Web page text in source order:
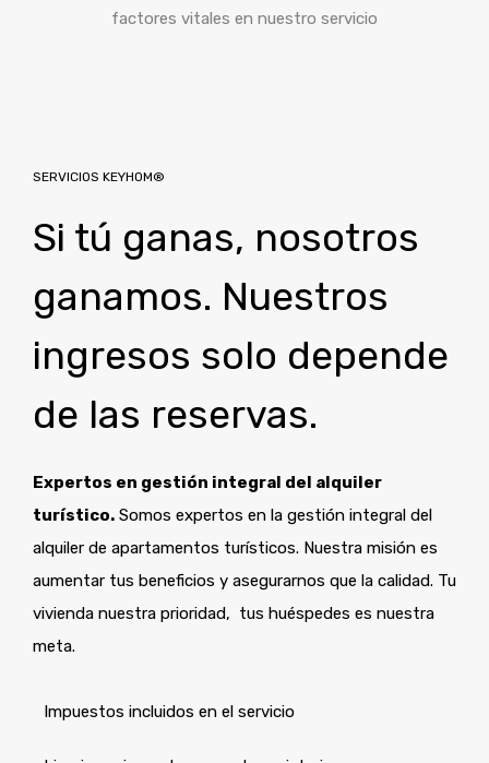
factores vitales en nuestro servicio
SERVICIOS KEYHOM®
Si tú ganas, nosotros
ganamos. Nuestros
ingresos solo depende
de las reservas.
Expertos en gestión integral del alquiler
turístico. Somos expertos en la gestión integral del
alquiler de apartamentos turísticos. Nuestra misión es
aumentar tus beneficios y asegurarnos que la calidad. Tu
vivienda nuestra prioridad, tus huéspedes es nuestra
meta.
Impuestos incluidos en el servicio